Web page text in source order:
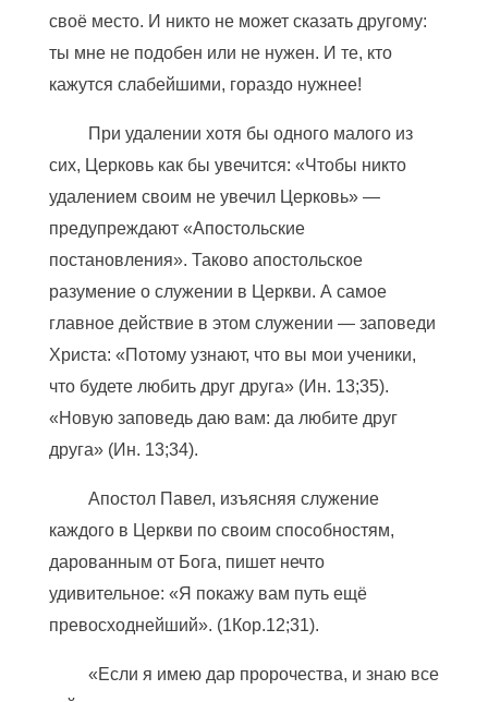
своё место. И никто не может сказать другому:
ты мне не подобен или не нужен. И те, кто
кажутся слабейшими, гораздо нужнее!
При удалении хотя бы одного малого из
сих, Церковь как бы увечится: «Чтобы никто
удалением своим не увечил Церковь» —
предупреждают «Апостольские
постановления». Таково апостольское
разумение о служении в Церкви. А самое
главное действие в этом служении — заповеди
Христа: «Потому узнают, что вы мои ученики,
что будете любить друг друга» (Ин. 13;35).
«Новую заповедь даю вам: да любите друг
друга» (Ин. 13;34).
Апостол Павел, изъясняя служение
каждого в Церкви по своим способностям,
дарованным от Бога, пишет нечто
удивительное: «Я покажу вам путь ещё
превосходнейший». (1Кор.12;31).
«Если я имею дар пророчества, и знаю все